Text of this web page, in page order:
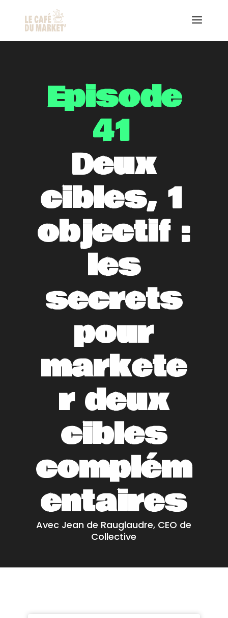
Episode
41
Deux
cibles, 1
objectif :
les
secrets
pour
markete
r deux
cibles
complém
entaires
Avec Jean de Rauglaudre, CEO de
Collective